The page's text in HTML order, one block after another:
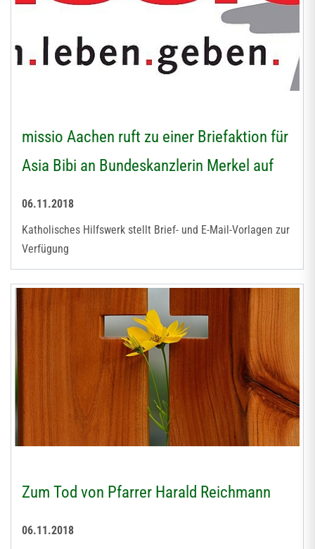
missio Aachen ruft zu einer Briefaktion für
Asia Bibi an Bundeskanzlerin Merkel auf
06.11.2018
Katholisches Hilfswerk stellt Brief- und E-Mail-Vorlagen zur
Verfügung
Zum Tod von Pfarrer Harald Reichmann
06.11.2018